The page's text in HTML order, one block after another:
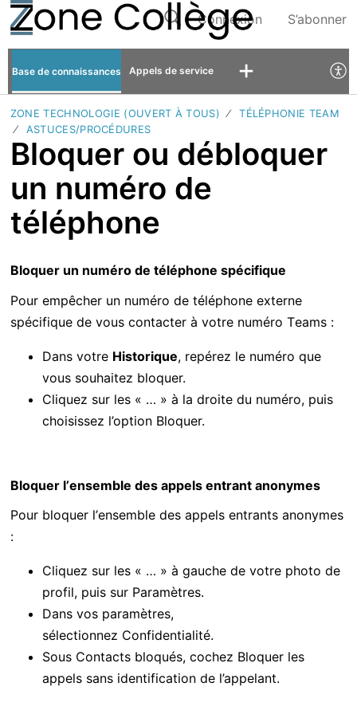
Connexion S’abonner
Base de connaissances Appels de service
ZONE TECHNOLOGIE (OUVERT À TOUS)
TÉLÉPHONIE TEAM
ASTUCES/PROCÉDURES
Bloquer ou débloquer
un numéro de
téléphone
Bloquer un numéro de téléphone spécifique
Pour empêcher un numéro de téléphone externe
spécifique de vous contacter à votre numéro Teams :
Dans votre Historique, repérez le numéro que
vous souhaitez bloquer.
Cliquez sur les « … » à la droite du numéro, puis
choisissez l’option Bloquer.
Bloquer l’ensemble des appels entrant anonymes
Pour bloquer l’ensemble des appels entrants anonymes
:
Cliquez sur les « … » à gauche de votre photo de
profil, puis sur Paramètres.
Dans vos paramètres,
sélectionnez Confidentialité.
Sous Contacts bloqués, cochez Bloquer les
appels sans identification de l’appelant.